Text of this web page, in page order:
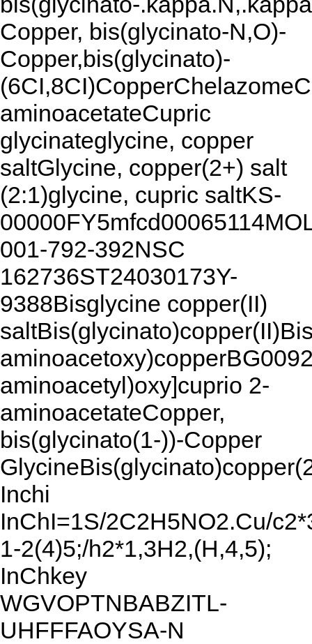
Copper, bis(glycinato-N,O)-
Copper,bis(glycinato)-
aminoacetateCupric
glycinateglycine, copper
saltGlycine, copper(2+) salt
(2:1)glycine, cupric saltKS-
001-792-392NSC
162736ST24030173Y-
9388Bisglycine copper(II)
aminoacetyl)oxy]cuprio 2-
aminoacetateCopper,
bis(glycinato(1-))-Copper
Inchi
InChI=1S/2C2H5NO2.Cu/
1-2(4)5;/h2*1,3H2,(H,4,5);
InChkey
WGVOPTNBABZITL-
UHFFFAOYSA-N